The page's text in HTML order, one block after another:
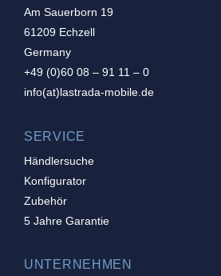
Am Sauerborn 19
61209 Echzell
Germany
+49 (0)60 08 – 91 11 – 0
info(at)lastrada-mobile.de
SERVICE
Händlersuche
Konfigurator
Zubehör
5 Jahre Garantie
UNTERNEHMEN